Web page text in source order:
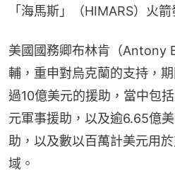
「海馬斯」（HIMARS）火
美國國務卿布林肯（Antony
輔，重申對烏克蘭的支持，
過10億美元的援助，當中包
元軍事援助，以及逾6.65億
助，以及數以百萬計美元用
域。